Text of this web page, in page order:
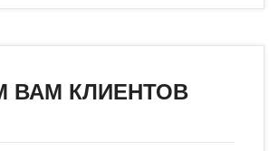
ВАМ КЛИЕНТОВ